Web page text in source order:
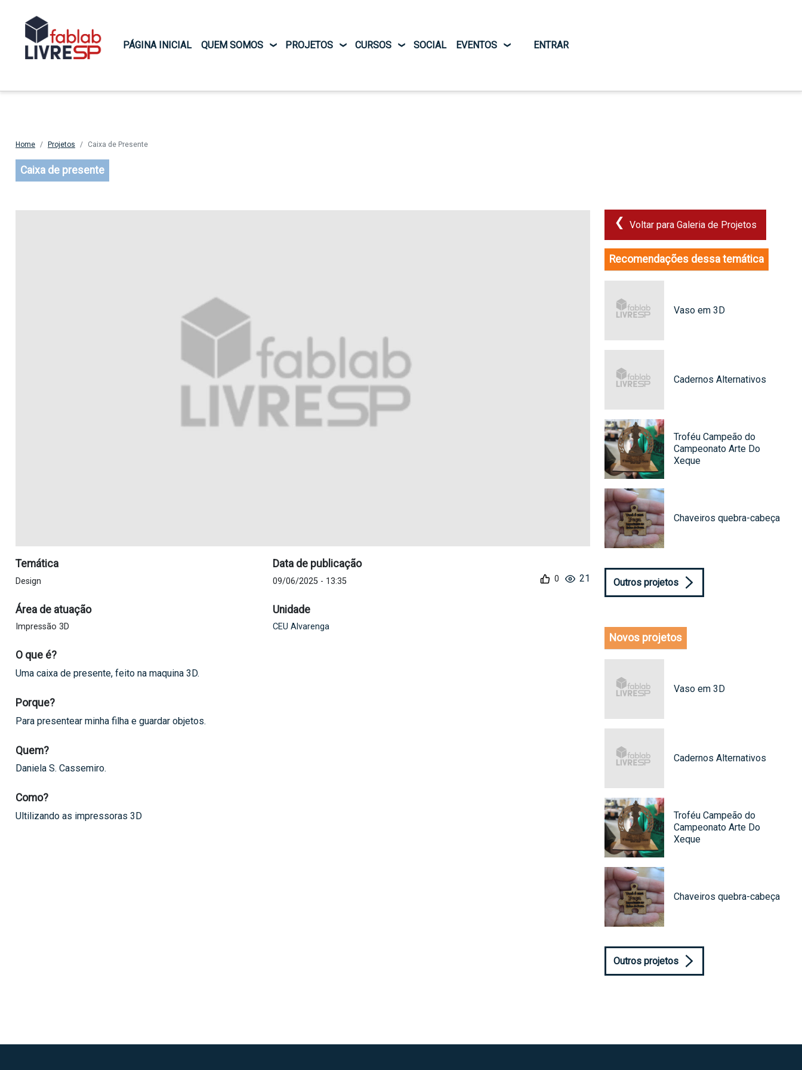
Main navigation
PÁGINA INICIAL QUEM SOMOS PROJETOS CURSOS SOCIAL EVENTOS ENTRAR
Home Projetos Caixa de Presente
Caixa de presente
Temática
Design
Área de atuação
Impressão 3D
Data de publicação
09/06/2025 - 13:35
Unidade
CEU Alvarenga
21
O que é?
Uma caixa de presente, feito na maquina 3D.
Porque?
Para presentear minha filha e guardar objetos.
Quem?
Daniela S. Cassemiro.
Como?
Ultilizando as impressoras 3D
Voltar para Galeria de Projetos
Recomendações dessa temática
Vaso em 3D
Cadernos Alternativos
Troféu Campeão do
Campeonato Arte Do
Xeque
Chaveiros quebra-cabeça
Outros projetos
Novos projetos
Vaso em 3D
Cadernos Alternativos
Troféu Campeão do
Campeonato Arte Do
Xeque
Chaveiros quebra-cabeça
Outros projetos